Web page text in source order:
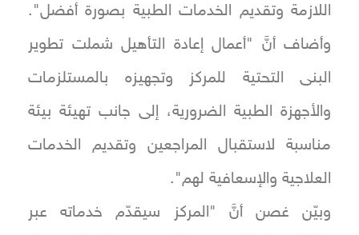
اللازمة وتقديم الخدمات الطبية بصورة أفضل".
وأضاف أنَّ "أعمال إعادة التأهيل شملت تطوير
البنى التحتية للمركز وتجهيزه بالمستلزمات
والأجهزة الطبية الضرورية، إلى جانب تهيئة بيئة
مناسبة لاستقبال المراجعين وتقديم الخدمات
العلاجية والإسعافية لهم".
وبيّن غصن أنَّ "المركز سيقدّم خدماته عبر